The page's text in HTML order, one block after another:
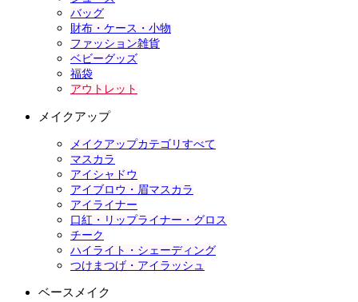
バッグ
財布・ケース・小物
ファッション雑貨
ベビーグッズ
福袋
アウトレット
メイクアップ
メイクアップカテゴリすべて
マスカラ
アイシャドウ
アイブロウ・眉マスカラ
アイライナー
口紅・リップライナー・グロス
チーク
ハイライト・シェーディング
つけまつげ・アイラッシュ
ベースメイク